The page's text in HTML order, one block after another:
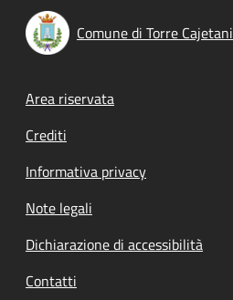
Comune di Torre Cajetani
Footer menu
Area riservata
Crediti
Informativa privacy
Note legali
Dichiarazione di accessibilità
Contatti